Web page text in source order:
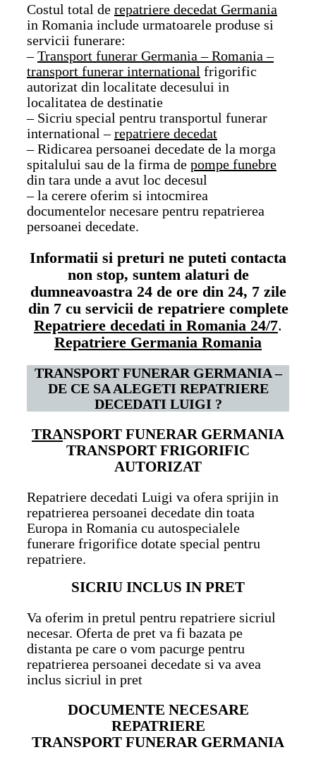
Costul total de repatriere decedat Germania
in Romania include urmatoarele produse si
servicii funerare:
–Transport funerar Germania – Romania –
transport funerar international frigorific
autorizat din localitate decesului in
localitatea de destinatie
– Sicriu special pentru transportul funerar
international –repatriere decedat
– Ridicarea persoanei decedate de la morga
spitalului sau de la firma de pompe funebre
din tara unde a avut loc decesul
– la cerere oferim si intocmirea
documentelor necesare pentru repatrierea
persoanei decedate.
Informatii si preturi ne puteti contacta
non stop, suntem alaturi de
dumneavoastra 24 de ore din 24, 7 zile
din 7 cu servicii de repatriere complete
Repatriere decedati in Romania 24/7.
Repatriere Germania Romania
TRANSPORT FUNERAR GERMANIA –
DE CE SA ALEGETI REPATRIERE
DECEDATI LUIGI ?
TRANSPORT FUNERAR GERMANIA
TRANSPORT FRIGORIFIC
AUTORIZAT
Repatriere decedati Luigi va ofera sprijin in
repatrierea persoanei decedate din toata
Europa in Romania cu autospecialele
funerare frigorifice dotate special pentru
repatriere.
SICRIU INCLUS IN PRET
Va oferim in pretul pentru repatriere sicriul
necesar. Oferta de pret va fi bazata pe
distanta pe care o vom pacurge pentru
repatrierea persoanei decedate si va avea
inclus sicriul in pret
DOCUMENTE NECESARE
REPATRIERE
TRANSPORT FUNERAR GERMANIA